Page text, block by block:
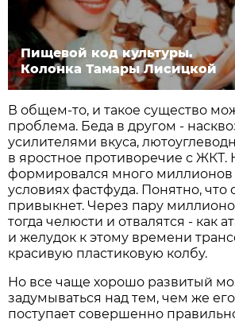
Пищевой код культуры.
Колонка Тамары Лисицкой
В общем-то, и такое существо
проблема. Беда в другом -
усилителями вкуса,
в яростное противоречие с
формировался много миллионов
условиях фастфуда. Понятно, что
привыкнет. Через пару
тогда челюсти и отвалятся - как
и желудок к этому времени
красивую пластиковую колбу.
Но все чаще хорошо развитый
задумываться над тем, чем же
поступает совершенно